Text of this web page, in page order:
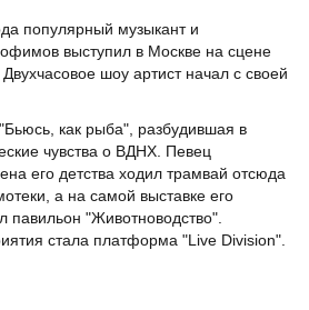
популярный музыкант и
выступил в Москве на сцене
шоу артист начал с своей
как рыба", разбудившая в
чувства о ВДНХ. Певец
его детства ходил трамвай отсюда
а на самой выставке его
павильон "Животноводство".
стала платформа "Live Division".